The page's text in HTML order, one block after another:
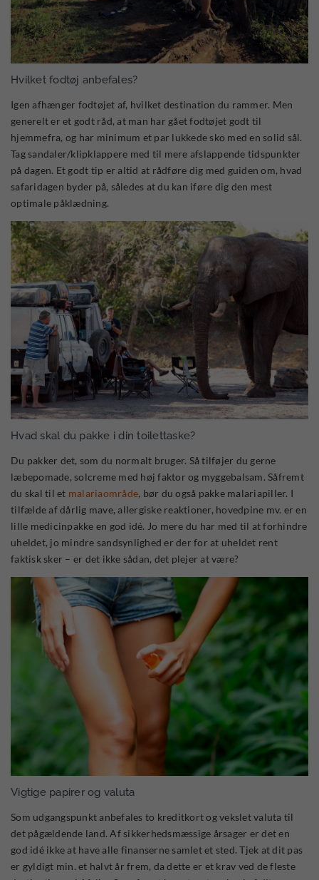
Hvilket fodtøj anbefales?
Igen afhænger fodtøjet af, hvilket destination du rammer. Men
generelt er et godt råd, at man har gået fodtøjet godt til
hjemmefra, og har minimum et par lukkede sko med en solid sål.
Tag sandaler/klipklappere med til mere afslappende tidspunkter
på dagen. Et godt tip er altid at rådføre dig med guiden om, hvad
safaridagen byder på, således at du kan iføre dig den mest
optimale påklædning.
Hvad skal du pakke i din toilettaske?
Du pakker det, som du normalt bruger. Så tilføjer du gerne
læbepomade, solcreme med høj faktor og myggebalsam. Såfremt
du skal til et malariaområde, bør du også pakke malariapiller. I
tilfælde af dårlig mave, allergiske reaktioner, hovedpine mv. er en
lille medicinpakke en god idé. Jo mere du har med til at forhindre
uheldet, jo mindre sandsynlighed er der for at uheldet rent
faktisk sker – er det ikke sådan, det plejer at være?
Vigtige papirer og valuta
Som udgangspunkt anbefales to kreditkort og vekslet valuta til
det pågældende land. Af sikkerhedsmæssige årsager er det en
god idé ikke at have alle finanserne samlet et sted. Tjek at dit pas
er gyldigt min. et halvt år frem, da dette er et krav ved de fleste